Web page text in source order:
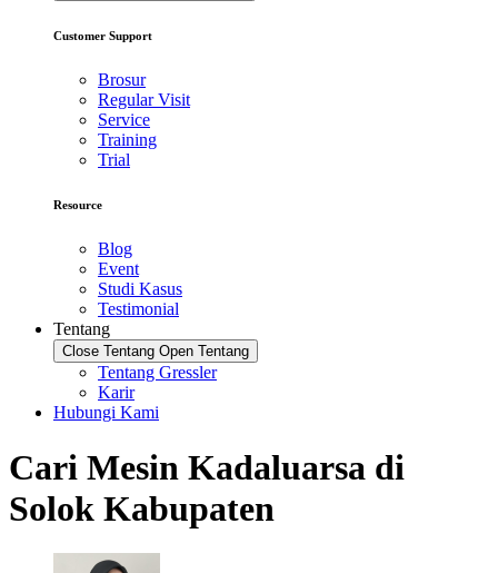
Customer Support
Brosur
Regular Visit
Service
Training
Trial
Resource
Blog
Event
Studi Kasus
Testimonial
Tentang
Close Tentang Open Tentang
Tentang Gressler
Karir
Hubungi Kami
Cari Mesin Kadaluarsa di
Solok Kabupaten